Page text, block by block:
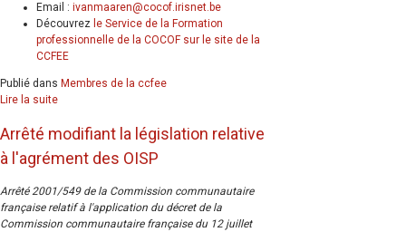
Email : ivanmaaren@cocof.irisnet.be
Découvrez le Service de la Formation
professionnelle de la COCOF sur le site de la
CCFEE
Publié dans Membres de la ccfee
Lire la suite
Arrêté modifiant la législation relative
à l'agrément des OISP
Arrêté 2001/549 de la Commission communautaire
française relatif à l'application du décret de la
Commission communautaire française du 12 juillet